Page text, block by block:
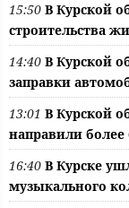
15:50 В Курской
строительства
14:40 В Курской
заправки
13:01 В Курской
направили
16:40 В Курске
музыкального